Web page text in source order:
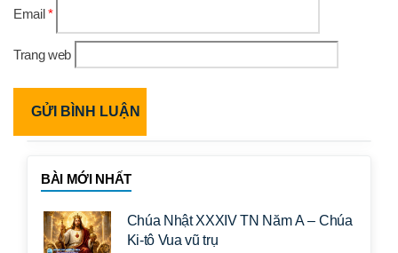
Email*
Trang web
BÀI MỚI NHẤT
Chúa Nhật XXXIV TN Năm A – Chúa
Ki-tô Vua vũ trụ